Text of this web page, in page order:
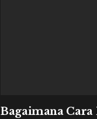
Bagaimana Cara